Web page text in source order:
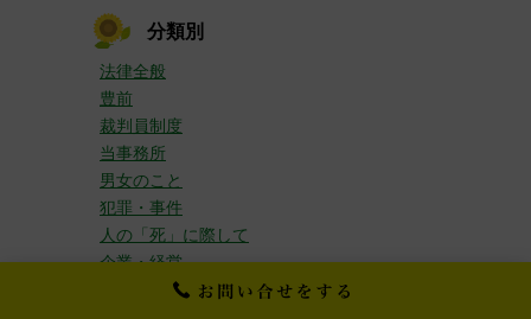
分類別
法律全般
豊前
裁判員制度
当事務所
男女のこと
犯罪・事件
人の「死」に際して
企業・経営